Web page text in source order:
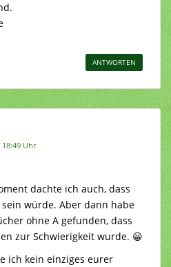
ANTWORTEN
18:49 Uhr
dachte ich auch, dass
würde. Aber dann habe
ohne A gefunden, dass
zur Schwierigkeit wurde. 😀
ich kein einziges eurer